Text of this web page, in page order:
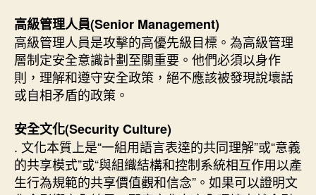
高級管理人員(Senior Management)
高級管理人員是攻擊的高優先級目標。為高級管理
層制定安全意識計劃至關重要。他們必須以身作
則，理解和遵守安全政策，絕不應該被發現說壞話
或自相矛盾的政策。
安全文化(Security Culture)
. 文化本質上是“一組用語言表達的共同理解”或“意義
的共享模式”或“與組織結構和控制系統相互作用以產
生行為規範的共享價值觀和信念”。如果可以證明文